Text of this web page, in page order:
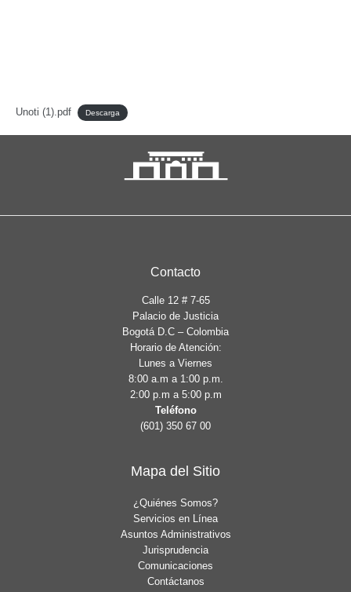
Unoti (1).pdf Descarga
Contacto
Calle 12 # 7-65
Palacio de Justicia
Bogotá D.C – Colombia
Horario de Atención:
Lunes a Viernes
8:00 a.m a 1:00 p.m.
2:00 p.m a 5:00 p.m
Teléfono
(601) 350 67 00
Mapa del Sitio
¿Quiénes Somos?
Servicios en Línea
Asuntos Administrativos
Jurisprudencia
Comunicaciones
Contáctanos